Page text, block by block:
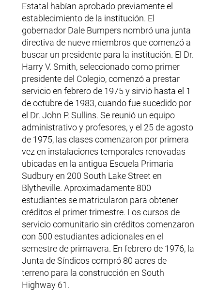
Estatal habían aprobado previamente el
establecimiento de la institución. El
gobernador Dale Bumpers nombró una junta
directiva de nueve miembros que comenzó a
buscar un presidente para la institución. El Dr.
Harry V. Smith, seleccionado como primer
presidente del Colegio, comenzó a prestar
servicio en febrero de 1975 y sirvió hasta el 1
de octubre de 1983, cuando fue sucedido por
el Dr. John P. Sullins. Se reunió un equipo
administrativo y profesores, y el 25 de agosto
de 1975, las clases comenzaron por primera
vez en instalaciones temporales renovadas
ubicadas en la antigua Escuela Primaria
Sudbury en 200 South Lake Street en
Blytheville. Aproximadamente 800
estudiantes se matricularon para obtener
créditos el primer trimestre. Los cursos de
servicio comunitario sin créditos comenzaron
con 500 estudiantes adicionales en el
semestre de primavera. En febrero de 1976, la
Junta de Síndicos compró 80 acres de
terreno para la construcción en South
Highway 61.